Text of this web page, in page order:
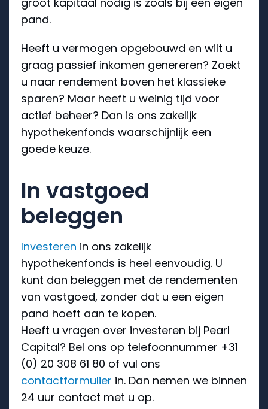
pand.
Heeft u vermogen opgebouwd en wilt u
graag passief inkomen genereren? Zoekt
u naar rendement boven het klassieke
sparen? Maar heeft u weinig tijd voor
actief beheer? Dan is ons zakelijk
hypothekenfonds waarschijnlijk een
goede keuze.
In vastgoed
beleggen
Investeren in ons zakelijk
hypothekenfonds is heel eenvoudig. U
kunt dan beleggen met de rendementen
van vastgoed, zonder dat u een eigen
pand hoeft aan te kopen.
Heeft u vragen over investeren bij Pearl
Capital? Bel ons op telefoonnummer +31
(0) 20 308 61 80 of vul ons
contactformulier in. Dan nemen we binnen
24 uur contact met u op.